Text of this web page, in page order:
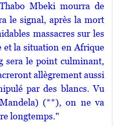
Mbeki mourra de
le signal, après la mort
massacres sur les
et la situation en Afrique
sera le point culminant,
allègrement aussi
par des blancs. Vu
(**), on ne va
longtemps."